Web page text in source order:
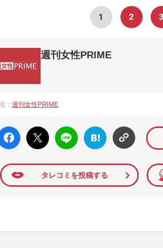
1 2 3
週刊女性PRIME
性週刊誌『週刊女性』の誌面に掲載された記事から、
： 週刊女性PRIME
いい
ね
X ポス
ト
LINE
はてな
ブック
マーク
タレコミを投稿する